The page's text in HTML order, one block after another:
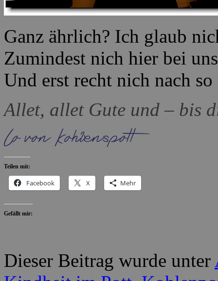
Ganz ährlich? Ich glaub
Zumindest nich hier bei
Und erst recht nich nach
Allet, allet Gute und – bis
Teilen mit:
Facebook X Mehr
Gefällt mir:
Dieser Beitrag wurde unter